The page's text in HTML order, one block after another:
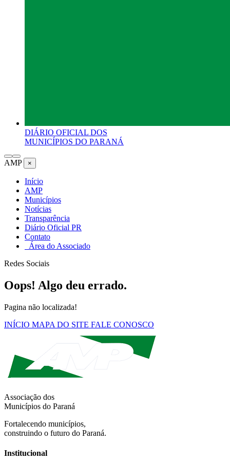
DIÁRIO OFICIAL DOS
MUNICÍPIOS DO PARANÁ
AMP ×
Início
AMP
Municípios
Notícias
Transparência
Diário Oficial PR
Contato
Área do Associado
Redes Sociais
Oops! Algo deu errado.
Pagina não localizada!
INÍCIO MAPA DO SITE FALE CONOSCO
Associação dos
Municípios do Paraná
Fortalecendo municípios,
construindo o futuro do Paraná.
Institucional